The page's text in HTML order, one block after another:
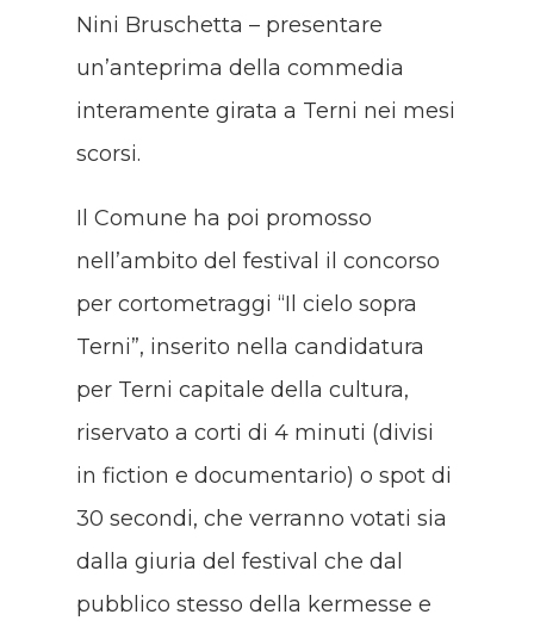
Nini Bruschetta – presentare
un’anteprima della commedia
interamente girata a Terni nei mesi
scorsi.
Il Comune ha poi promosso
nell’ambito del festival il concorso
per cortometraggi “Il cielo sopra
Terni”, inserito nella candidatura
per Terni capitale della cultura,
riservato a corti di 4 minuti (divisi
in fiction e documentario) o spot di
30 secondi, che verranno votati sia
dalla giuria del festival che dal
pubblico stesso della kermesse e